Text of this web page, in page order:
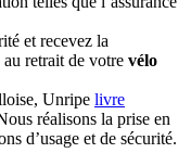
et recevez la
retrait de votre vélo
Unripe livre
réalisons la prise en
d’usage et de sécurité.